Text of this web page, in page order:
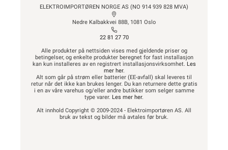
ELEKTROIMPORTØREN NORGE AS (NO 914 939 828 MVA)
Nedre Kalbakkvei 88B, 1081 Oslo
22 81 27 70
Alle produkter på nettsiden vises med gjeldende priser og
betingelser, og enkelte produkter beregnet for fast installasjon
kan kun installeres av en registrert installasjonsvirksomhet. Les
mer her.
Alt som går på strøm eller batterier (EE-avfall) skal leveres til
retur når det ikke kan brukes lenger. Du kan returnere dette gratis
i en av våre varehus og/eller andre butikker som selger samme
type varer. Les mer her.
Alt innhold Copyright © 2009-2024 - Elektroimportøren AS. All
bruk av tekst og bilder må avtales før bruk.